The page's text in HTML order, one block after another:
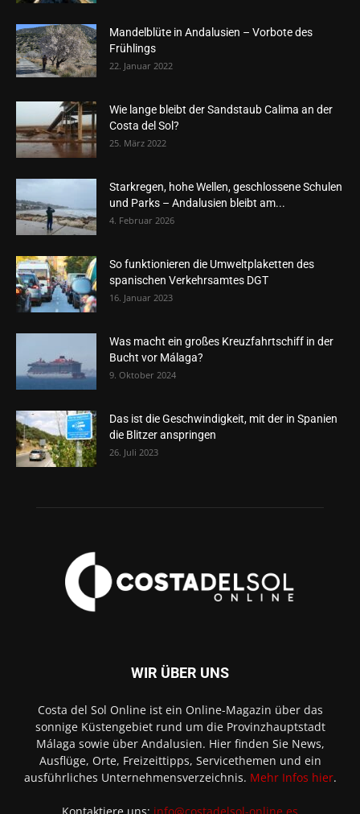
Mandelblüte in Andalusien – Vorbote des
Frühlings
22. Januar 2022
Wie lange bleibt der Sandstaub Calima an der
Costa del Sol?
25. März 2022
Starkregen, hohe Wellen, geschlossene Schulen
und Parks – Andalusien bleibt am...
4. Februar 2026
So funktionieren die Umweltplaketten des
spanischen Verkehrsamtes DGT
16. Januar 2023
Was macht ein großes Kreuzfahrtschiff in der
Bucht vor Málaga?
9. Oktober 2024
Das ist die Geschwindigkeit, mit der in Spanien
die Blitzer anspringen
26. Juli 2023
WIR ÜBER UNS
Costa del Sol Online ist ein Online-Magazin über das
sonnige Küstengebiet rund um die Provinzhauptstadt
Málaga sowie über Andalusien. Hier finden Sie News,
Ausflüge, Orte, Freizeittipps, Servicethemen und ein
ausführliches Unternehmensverzeichnis. Mehr Infos hier.